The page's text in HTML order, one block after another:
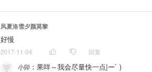
风夏洛雪夕颜莫黎
好慢
2017-11-04 回复
小卯 ： 果咩～我会尽量快一点|ー` )